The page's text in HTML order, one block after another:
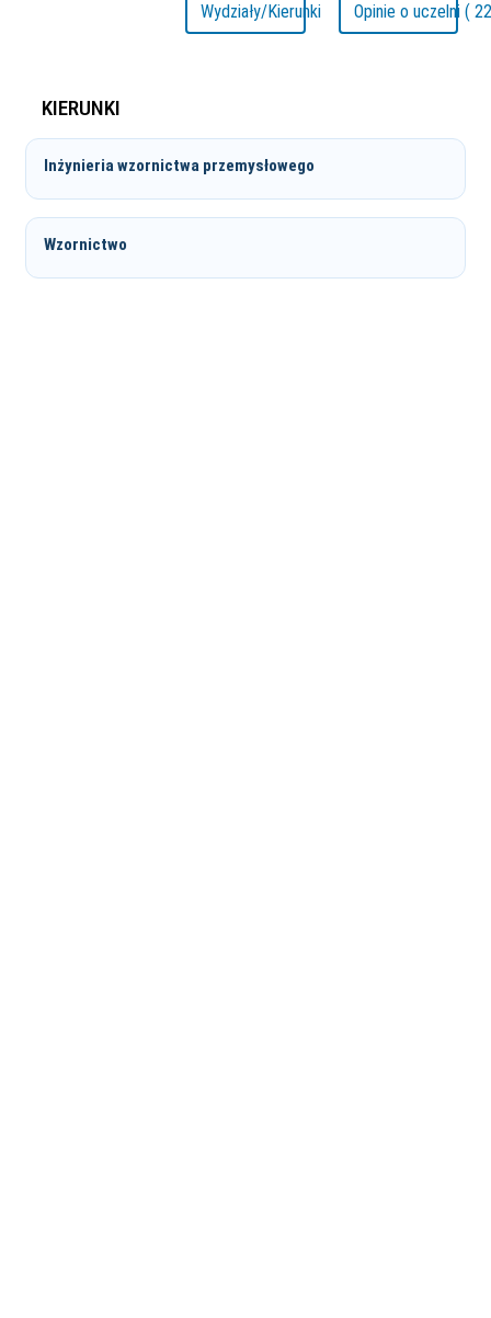
Wydziały/Kierunki Opinie o uczelni (
KIERUNKI
Inżynieria wzornictwa przemysłowego
Wzornictwo